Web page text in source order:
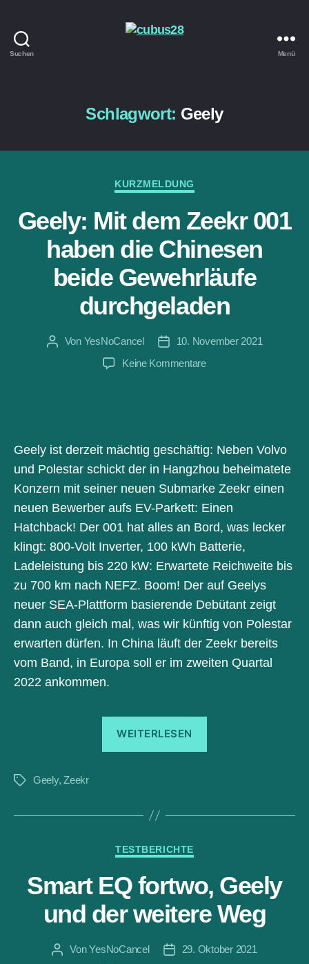
Suchen Menü
Schlagwort: Geely
Kategorien
KURZMELDUNG
Geely: Mit dem Zeekr 001
haben die Chinesen
beide Gewehrläufe
durchgeladen
Beitragsautor
Von YesNoCancel Beitragsdatum
10. November 2021
Keine Kommentarezu
haben
die
Chinesen
Gewehrläufe
durchgeladen
Geely ist derzeit mächtig geschäftig: Neben Volvo
und Polestar schickt der in Hangzhou beheimatete
Konzern mit seiner neuen Submarke Zeekr einen
neuen Bewerber aufs EV-Parkett: Einen
Hatchback! Der 001 hat alles an Bord, was lecker
klingt: 800-Volt Inverter, 100 kWh Batterie,
Ladeleistung bis 220 kW: Erwartete Reichweite bis
zu 700 km nach NEFZ. Boom! Der auf Geelys
neuer SEA-Plattform basierende Debütant zeigt
dann auch gleich mal, was wir künftig von Polestar
erwarten dürfen. In China läuft der Zeekr bereits
vom Band, in Europa soll er im zweiten Quartal
2022 ankommen.
WEITERLESEN
haben
beide
Gewehrläufe
durchgeladen“
Schlagwörter
Geely,Zeekr
Kategorien
TESTBERICHTE
Smart EQ fortwo, Geely
und der weitere Weg
Beitragsautor
VonYesNoCancel Beitragsdatum
29. Oktober 2021